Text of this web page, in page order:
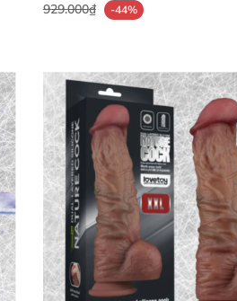
929.000₫ -44%